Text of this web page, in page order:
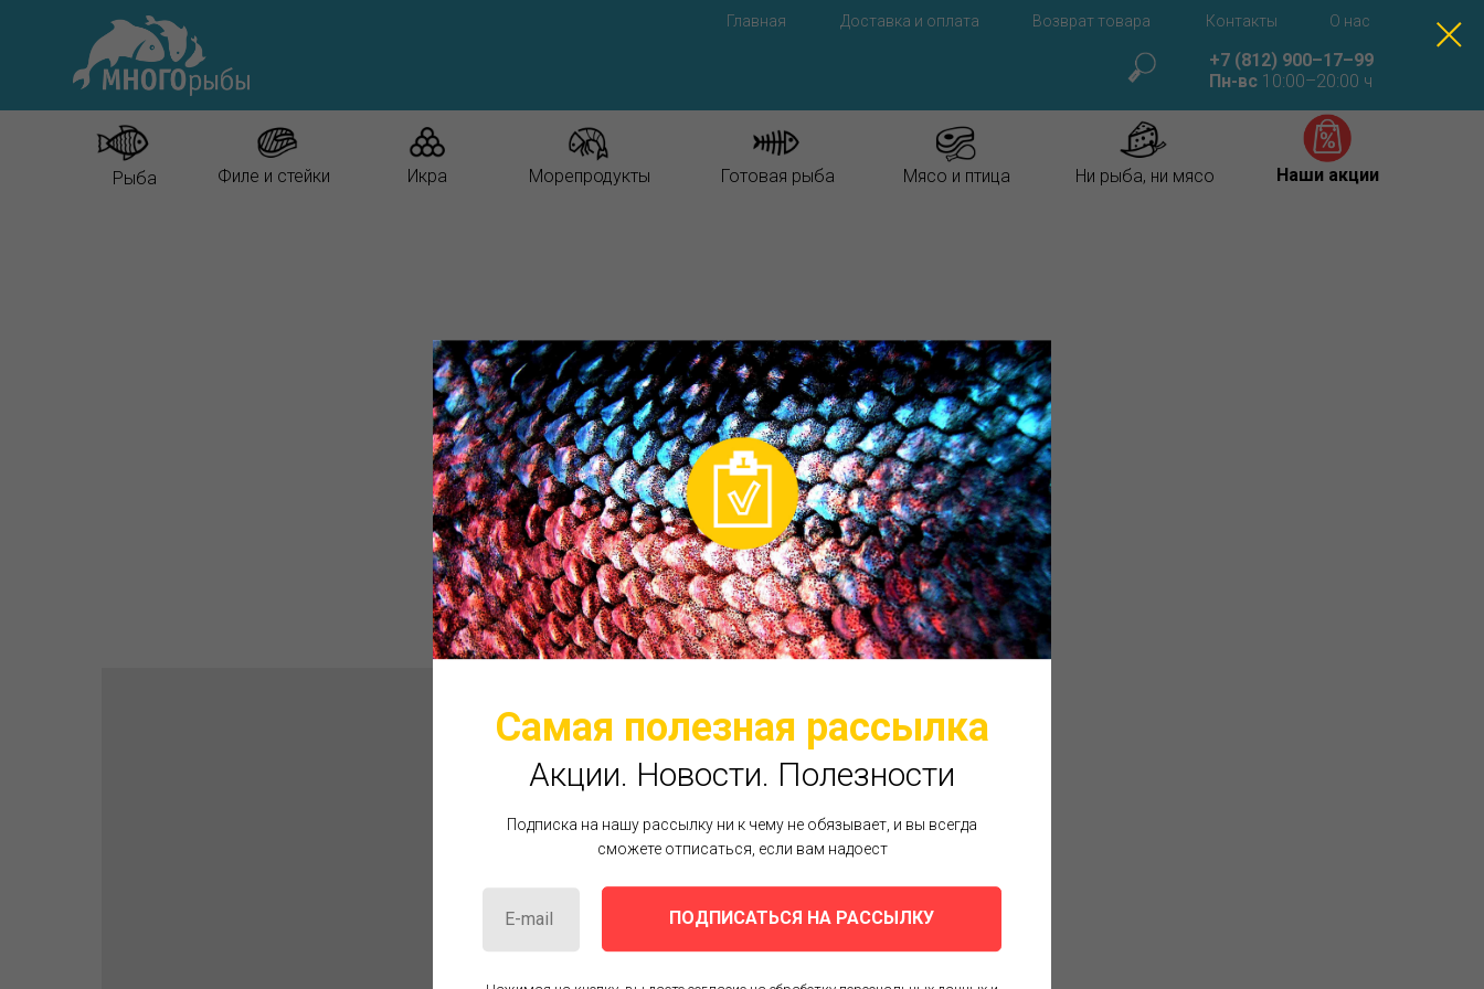
Доставка и оплата О нас
Контакты
Рыба Филе и стейки Икра Готовая рыба
Морепродукты Мясо и птица
Главная
Ни рыба, ни мясо Наши акции
+7 (812) 900–17–99
Пн-вс 10:00–20:00 ч
Возврат товара
Самая полезная рассылка
Акции. Новости. Полезности
Подписка на нашу рассылку ни к чему не обязывает, и вы всегда
сможете отписаться, если вам надоест
ПОДПИСАТЬСЯ НА РАССЫЛКУ
263 руб.
OUT OF STOCK